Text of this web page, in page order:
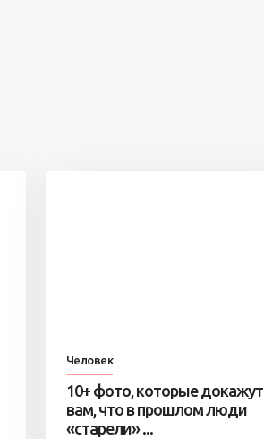
Человек
10+ фото, которые докажут
вам, что в прошлом люди
«старели» ...